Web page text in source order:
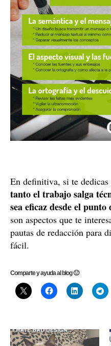
En definitiva, si te
tanto el trabajo salga
sea eficaz desde el
son aspectos que te
pautas de redacción para
fácil.
Comparte y ayuda al blog 🙂